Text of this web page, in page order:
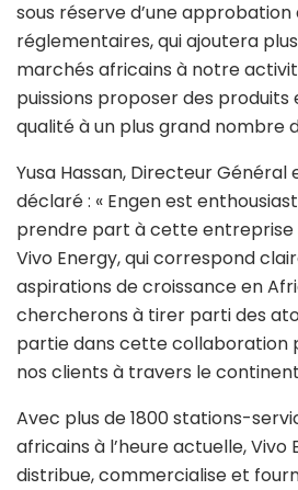
sous réserve d’une
réglementaires, qui ajoutera
marchés africains à notre
puissions proposer des
qualité à un plus grand nombre
Yusa Hassan, Directeur Général
déclaré : « Engen est
prendre part à cette entreprise
Vivo Energy, qui correspond
aspirations de croissance en
chercherons à tirer parti des
partie dans cette collaboration
nos clients à travers le
Avec plus de 1800 stations-
africains à l’heure actuelle, Vivo
distribue, commercialise et